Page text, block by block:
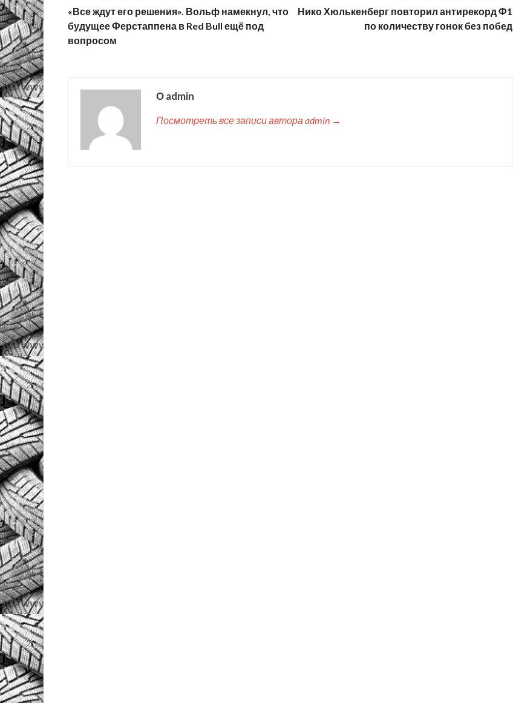
«Все ждут его решения». Вольф намекнул, что
будущее Ферстаппена в Red Bull ещё под
вопросом
Нико Хюлькенберг повторил антирекорд Ф1
по количеству гонок без побед
О admin
Посмотреть все записи автора admin →